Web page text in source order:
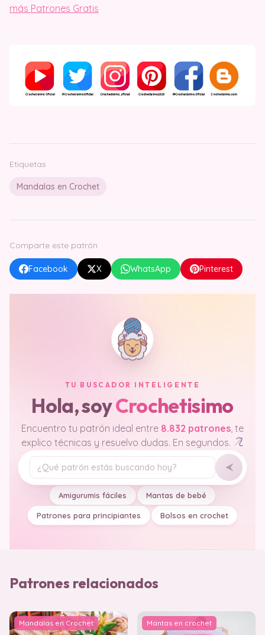
más Patrones Gratis
Etiquetas
Mandalas en Crochet
Comparte este patrón
Facebook X WhatsApp Pinterest
TU BUSCADOR INTELIGENTE
Hola, soyCrochetisimo
Encuentro tu patrón ideal entre 8.832 patrones , te
explico técnicas y resuelvo dudas. En segundos.
Tu pregunta
Amigurumis fáciles Mantas de bebé
Patrones para principiantes Bolsos en crochet
Patrones relacionados
Mandalas en Crochet Mantas en crochet